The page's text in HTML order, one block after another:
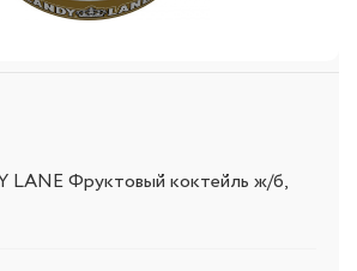
LANE Фруктовый коктейль ж/б,